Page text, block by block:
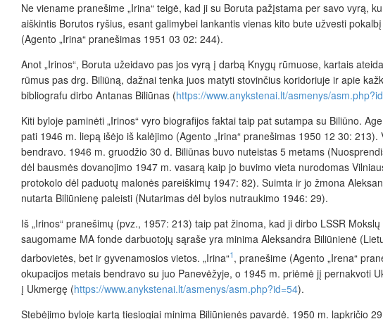
Ne viename pranešime „Irina“ teigė, kad ji su Boruta pažįstama per savo vyrą,
aiškintis Borutos ryšius, esant galimybei lankantis vienas kito bute užvesti
(Agento „Irina“ pranešimas 1951 03 02: 244).
Anot „Irinos“, Boruta užeidavo pas jos vyrą į darbą Knygų rūmuose, kartais
rūmus pas drg. Biliūną, dažnai tenka juos matyti stovinčius koridoriuje ir apie
bibliografu dirbo Antanas Biliūnas (https://www.anykstenai.lt/asmenys/
Kiti byloje paminėti „Irinos“ vyro biografijos faktai taip pat sutampa su Biliūno.
pati 1946 m. liepą išėjo iš kalėjimo (Agento „Irina“ pranešimas 1950 12 30:
bendravo. 1946 m. gruodžio 30 d. Biliūnas buvo nuteistas 5 metams
dėl bausmės dovanojimo 1947 m. vasarą kaip jo buvimo vieta nurodomas
protokolo dėl paduotų malonės pareiškimų 1947: 82). Suimta ir jo žmona
nutarta Biliūnienę paleisti (Nutarimas dėl bylos nutraukimo 1946: 29).
Iš „Irinos“ pranešimų (pvz., 1957: 213) taip pat žinoma, kad ji dirbo LSSR
saugomame MA fonde darbuotojų sąraše yra minima Aleksandra Biliūnienė
darbovietės, bet ir gyvenamosios vietos. „Irina“1, pranešime (Agento „Irena“
okupacijos metais bendravo su juo Panevėžyje, o 1945 m. priėmė jį pernakvoti
į Ukmergę (https://www.anykstenai.lt/asmenys/asm.php?id=54).
Stebėjimo byloje kartą tiesiogiai minima Biliūnienės pavardė. 1950 m. lapkričio